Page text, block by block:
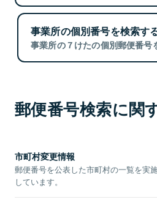
事業所の個別番号を検索す
事業所の７けたの個別郵便番号
郵便番号検索に関
市町村変更情報
郵便番号を公表した市町村の一覧を実
しています。